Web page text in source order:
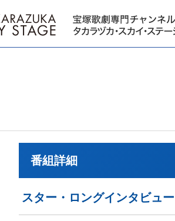
番組詳細
スター・ロングインタビュ